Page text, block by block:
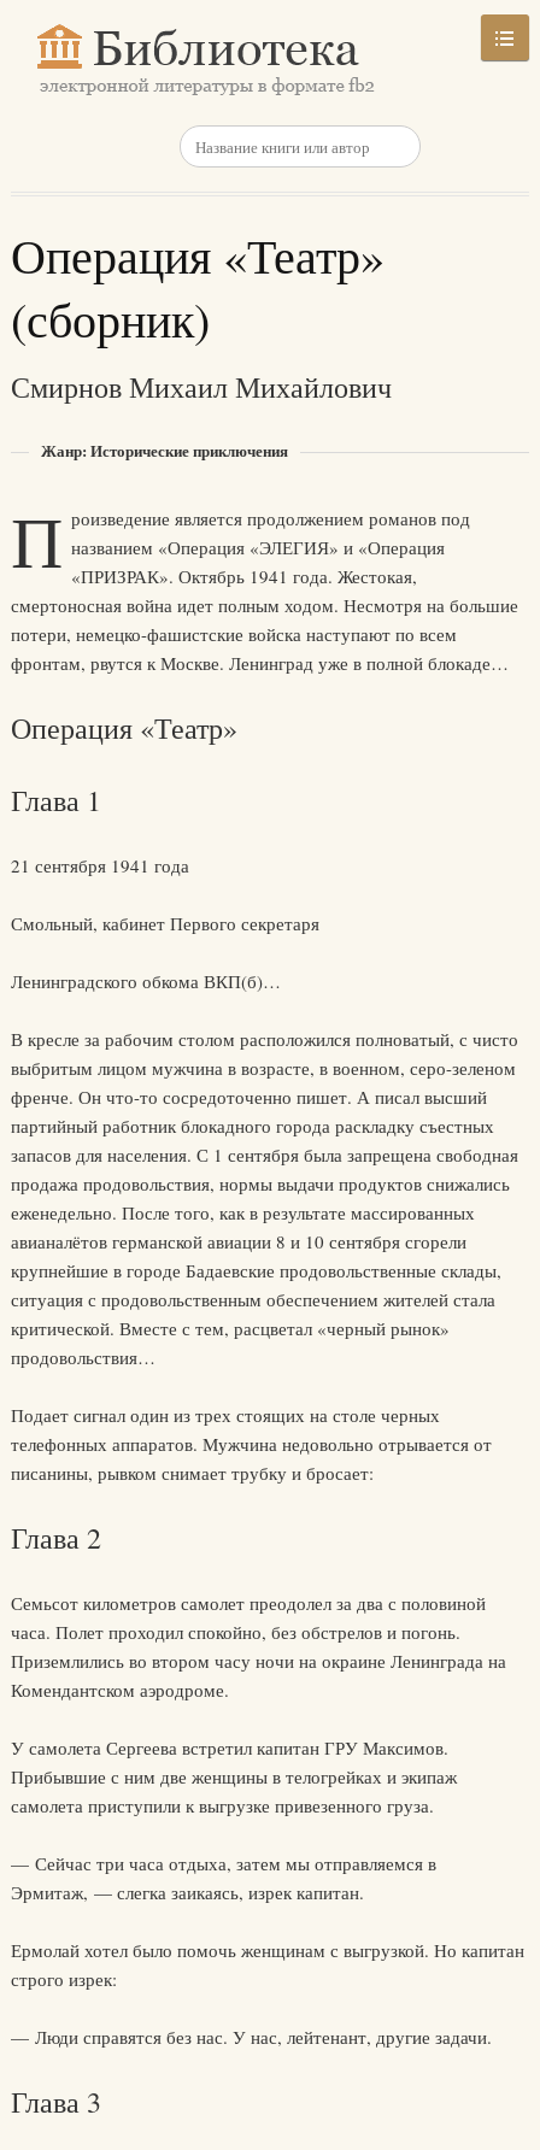
Операция «Театр»
(сборник)
Смирнов Михаил Михайлович
Жанр: Исторические приключения
П роизведение является продолжением романов под
названием «Операция «ЭЛЕГИЯ» и «Операция
«ПРИЗРАК». Октябрь 1941 года. Жестокая,
смертоносная война идет полным ходом. Несмотря на большие
потери, немецко-фашистские войска наступают по всем
фронтам, рвутся к Москве. Ленинград уже в полной блокаде…
Операция «Театр»
Глава 1
21 сентября 1941 года
Смольный, кабинет Первого секретаря
Ленинградского обкома ВКП(б)…
В кресле за рабочим столом расположился полноватый, с чисто
выбритым лицом мужчина в возрасте, в военном, серо-зеленом
френче. Он что-то сосредоточенно пишет. А писал высший
партийный работник блокадного города раскладку съестных
запасов для населения. С 1 сентября была запрещена свободная
продажа продовольствия, нормы выдачи продуктов снижались
еженедельно. После того, как в результате массированных
авианалётов германской авиации 8 и 10 сентября сгорели
крупнейшие в городе Бадаевские продовольственные склады,
ситуация с продовольственным обеспечением жителей стала
критической. Вместе с тем, расцветал «черный рынок»
продовольствия…
Подает сигнал один из трех стоящих на столе черных
телефонных аппаратов. Мужчина недовольно отрывается от
писанины, рывком снимает трубку и бросает:
Глава 2
Семьсот километров самолет преодолел за два с половиной
часа. Полет проходил спокойно, без обстрелов и погонь.
Приземлились во втором часу ночи на окраине Ленинграда на
Комендантском аэродроме.
У самолета Сергеева встретил капитан ГРУ Максимов.
Прибывшие с ним две женщины в телогрейках и экипаж
самолета приступили к выгрузке привезенного груза.
— Сейчас три часа отдыха, затем мы отправляемся в
Эрмитаж, — слегка заикаясь, изрек капитан.
Ермолай хотел было помочь женщинам с выгрузкой. Но капитан
строго изрек:
— Люди справятся без нас. У нас, лейтенант, другие задачи.
Глава 3